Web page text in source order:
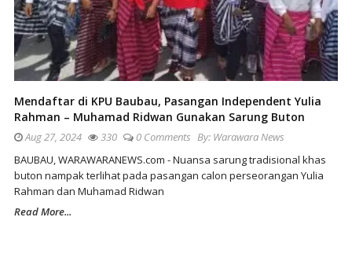
Mendaftar di KPU Baubau, Pasangan Independent Yulia
Rahman – Muhamad Ridwan Gunakan Sarung Buton
Aug 27, 2024 330 0 Comments By: Warawara News
BAUBAU, WARAWARANEWS.com - Nuansa sarung tradisional khas
buton nampak terlihat pada pasangan calon perseorangan Yulia
Rahman dan Muhamad Ridwan
Read More...